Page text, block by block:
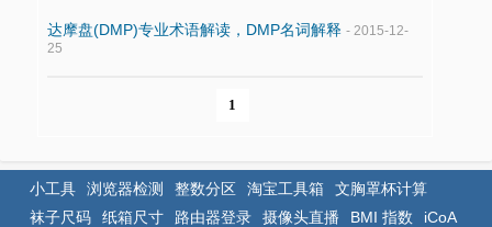
达摩盘(DMP)专业术语解读，DMP名词解释 - 2015-12-
25
1
小工具 浏览器检测 整数分区 淘宝工具箱
文胸罩杯计算
袜子尺码
纸箱尺寸 路由器登录 摄像头直播 BMI 指数
iCoA